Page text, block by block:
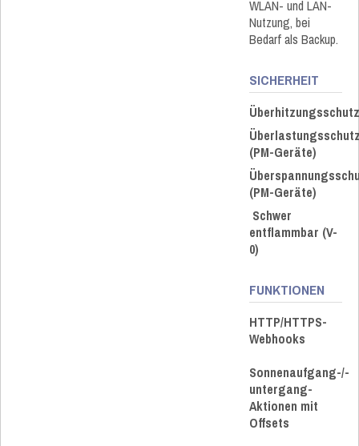
WLAN- und LAN-
Nutzung, bei
Bedarf als Backup.
SICHERHEIT
(PM-Geräte)
(PM-Geräte)
Schwer
entflammbar (V-
0)
FUNKTIONEN
HTTP/HTTPS-
Webhooks
Sonnenaufgang-/-
untergang-
Aktionen mit
Offsets